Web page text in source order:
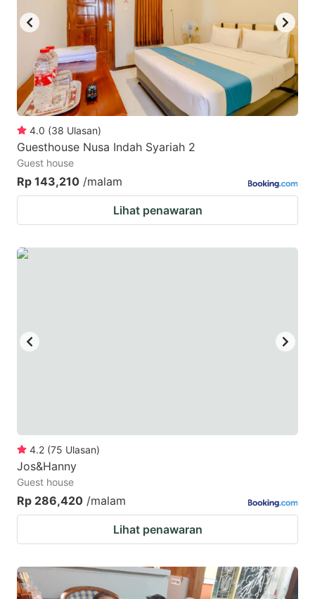
4.0 (38 Ulasan)
Guesthouse Nusa Indah Syariah 2
Guest house
Rp 143,210 /malam
Lihat penawaran
4.2 (75 Ulasan)
Jos&Hanny
Guest house
Rp 286,420 /malam
Lihat penawaran